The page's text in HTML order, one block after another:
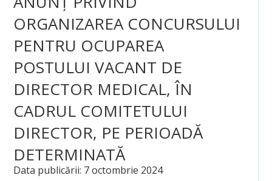
ORGANIZAREA CONCURSULUI
PENTRU OCUPAREA
POSTULUI VACANT DE
DIRECTOR MEDICAL, ÎN
CADRUL COMITETULUI
DIRECTOR, PE PERIOADĂ
DETERMINATĂ
Data publicării: 7 octombrie 2024